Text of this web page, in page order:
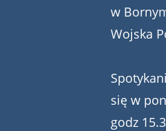
w
Wojska
się w
godz